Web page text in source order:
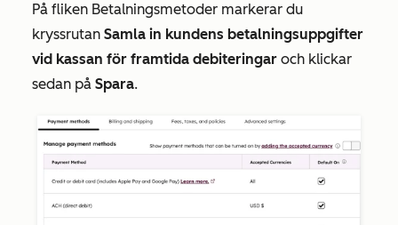
På fliken Betalningsmetoder markerar du
kryssrutan Samla in kundens betalningsuppgifter
vid kassan för framtida debiteringar och klickar
sedan på Spara.